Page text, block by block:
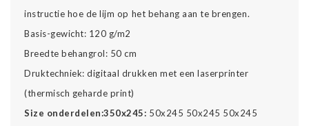
instructie hoe de lijm op het behang aan te brengen.
Basis-gewicht: 120 g/m2
Breedte behangrol: 50 cm
Druktechniek: digitaal drukken met een laserprinter
(thermisch geharde print)
Size onderdelen:350x245: 50x245 50x245 50x245